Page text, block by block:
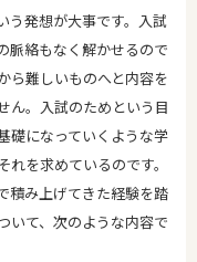
う発想が大事です。入試
脈絡もなく解かせるので
ら難しいものへと内容を
ん。入試のためという目
礎になっていくような学
を求めているのです。
積み上げてきた経験を踏
いて、次のような内容で